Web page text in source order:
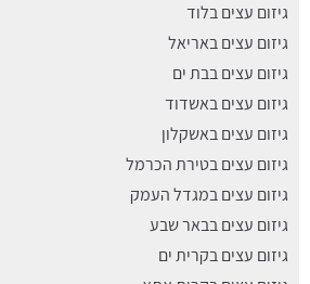
גיזום עצים בלוד
גיזום עצים באריאל
גיזום עצים בבת ים
גיזום עצים באשדוד
גיזום עצים באשקלון
גיזום עצים בטירת הכרמל
גיזום עצים במגדל העמק
גיזום עצים בבאר שבע
גיזום עצים בקרית ים